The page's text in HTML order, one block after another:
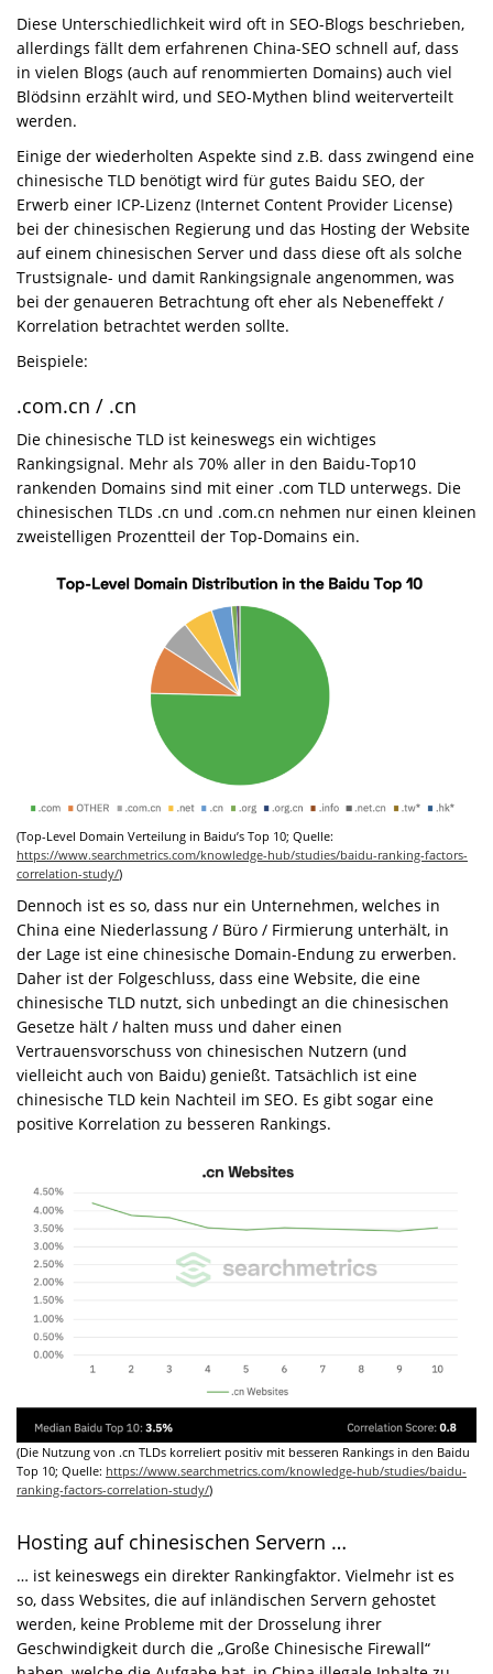
Diese Unterschiedlichkeit wird oft in SEO-Blogs beschrieben,
allerdings fällt dem erfahrenen China-SEO schnell auf, dass
in vielen Blogs (auch auf renommierten Domains) auch viel
Blödsinn erzählt wird, und SEO-Mythen blind weiterverteilt
werden.
Einige der wiederholten Aspekte sind z.B. dass zwingend eine
chinesische TLD benötigt wird für gutes Baidu SEO, der
Erwerb einer ICP-Lizenz (Internet Content Provider License)
bei der chinesischen Regierung und das Hosting der Website
auf einem chinesischen Server und dass diese oft als solche
Trustsignale- und damit Rankingsignale angenommen, was
bei der genaueren Betrachtung oft eher als Nebeneffekt /
Korrelation betrachtet werden sollte.
Beispiele:
.com.cn / .cn
Die chinesische TLD ist keineswegs ein wichtiges
Rankingsignal. Mehr als 70% aller in den Baidu-Top10
rankenden Domains sind mit einer .com TLD unterwegs. Die
chinesischen TLDs .cn und .com.cn nehmen nur einen kleinen
zweistelligen Prozentteil der Top-Domains ein.
(Top-Level Domain Verteilung in Baidu’s Top 10; Quelle:
https://www.searchmetrics.com/knowledge-hub/studies/baidu-ranking-factors-
correlation-study/)
Dennoch ist es so, dass nur ein Unternehmen, welches in
China eine Niederlassung / Büro / Firmierung unterhält, in
der Lage ist eine chinesische Domain-Endung zu erwerben.
Daher ist der Folgeschluss, dass eine Website, die eine
chinesische TLD nutzt, sich unbedingt an die chinesischen
Gesetze hält / halten muss und daher einen
Vertrauensvorschuss von chinesischen Nutzern (und
vielleicht auch von Baidu) genießt. Tatsächlich ist eine
chinesische TLD kein Nachteil im SEO. Es gibt sogar eine
positive Korrelation zu besseren Rankings.
(Die Nutzung von .cn TLDs korreliert positiv mit besseren Rankings in den Baidu
Top 10; Quelle: https://www.searchmetrics.com/knowledge-hub/studies/baidu-
ranking-factors-correlation-study/)
Hosting auf chinesischen Servern …
… ist keineswegs ein direkter Rankingfaktor. Vielmehr ist es
so, dass Websites, die auf inländischen Servern gehostet
werden, keine Probleme mit der Drosselung ihrer
Geschwindigkeit durch die „Große Chinesische Firewall“